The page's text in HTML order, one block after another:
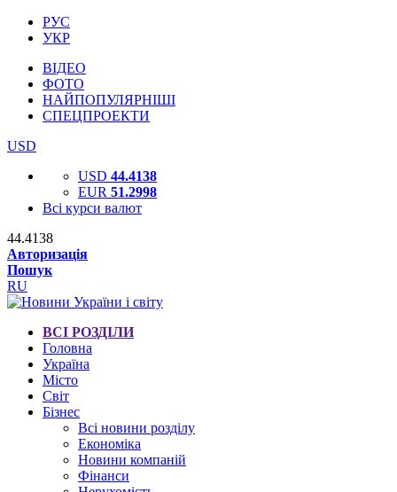
РУС
УКР
ВІДЕО
ФОТО
НАЙПОПУЛЯРНІШІ
СПЕЦПРОЕКТИ
USD
USD 44.4138
EUR 51.2998
Всі курси валют
44.4138
Авторизація
Пошук
RU
ВСІ РОЗДІЛИ
Головна
Україна
Місто
Світ
Бізнес
Всі новини розділу
Економіка
Новини компаній
Фінанси